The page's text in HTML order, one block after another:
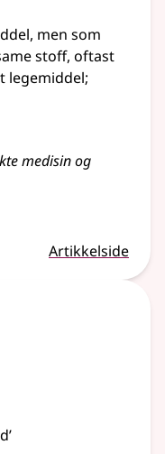
men som
stoff, oftast
legemiddel;
medisin og
Artikkelside